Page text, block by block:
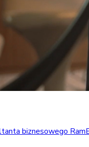
biznesowego